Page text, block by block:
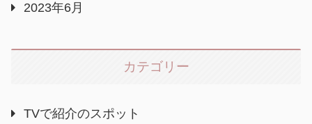
2023年6月
カテゴリー
TVで紹介のスポット